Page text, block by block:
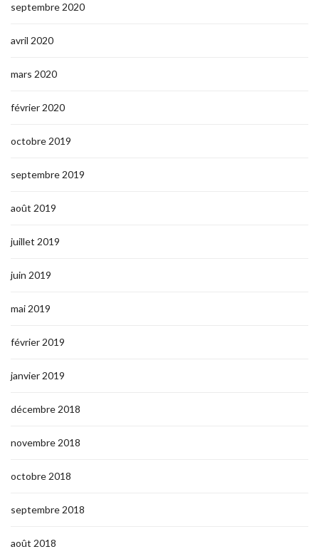
septembre 2020
avril 2020
mars 2020
février 2020
octobre 2019
septembre 2019
août 2019
juillet 2019
juin 2019
mai 2019
février 2019
janvier 2019
décembre 2018
novembre 2018
octobre 2018
septembre 2018
août 2018